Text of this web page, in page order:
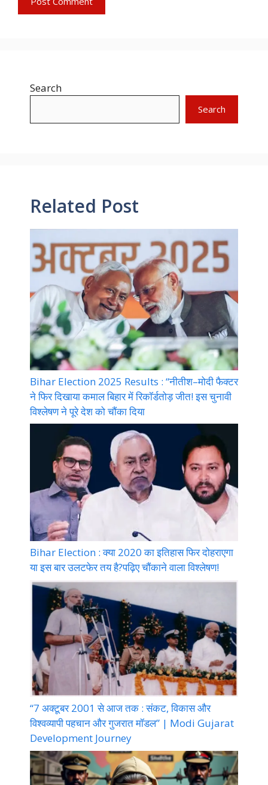
Search
Search
Related Post
Bihar Election 2025 Results : “नीतीश–मोदी फैक्टर
ने फिर दिखाया कमाल बिहार में रिकॉर्डतोड़ जीत! इस चुनावी
विश्लेषण ने पूरे देश को चौंका दिया
Bihar Election : क्या 2020 का इतिहास फिर दोहराएगा
या इस बार उलटफेर तय है?पढ़िए चौंकाने वाला विश्लेषण!
“7 अक्टूबर 2001 से आज तक : संकट, विकास और
विश्वव्यापी पहचान और गुजरात मॉडल” | Modi Gujarat
Development Journey